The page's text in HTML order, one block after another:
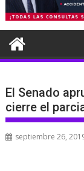
El Senado
cierre el
septiembre 26,